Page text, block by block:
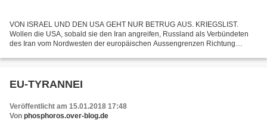
VON ISRAEL UND DEN USA GEHT NUR BETRUG AUS. KRIEGSLIST.
Wollen die USA, sobald sie den Iran angreifen, Russland als Verbündeten
des Iran vom Nordwesten der europäischen Aussengrenzen Richtung
EU-TYRANNEI
Veröffentlicht am 15.01.2018 17:48
Von phosphoros.over-blog.de